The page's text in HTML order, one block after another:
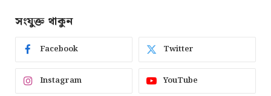
সংযুক্ত থাকুন
Facebook Twitter
Instagram YouTube